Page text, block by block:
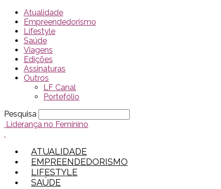
Atualidade
Empreendedorismo
Lifestyle
Saúde
Viagens
Edições
Assinaturas
Outros
LF Canal
Portefólio
Pesquisa
Liderança no Feminino
ATUALIDADE
EMPREENDEDORISMO
LIFESTYLE
SAÚDE